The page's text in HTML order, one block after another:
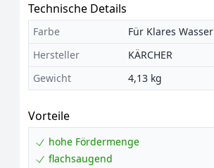
Technische Details
Farbe
Für Klares Wasser
Hersteller
KÄRCHER
Gewicht
4,13 kg
Vorteile
hohe Fördermenge
flachsaugend